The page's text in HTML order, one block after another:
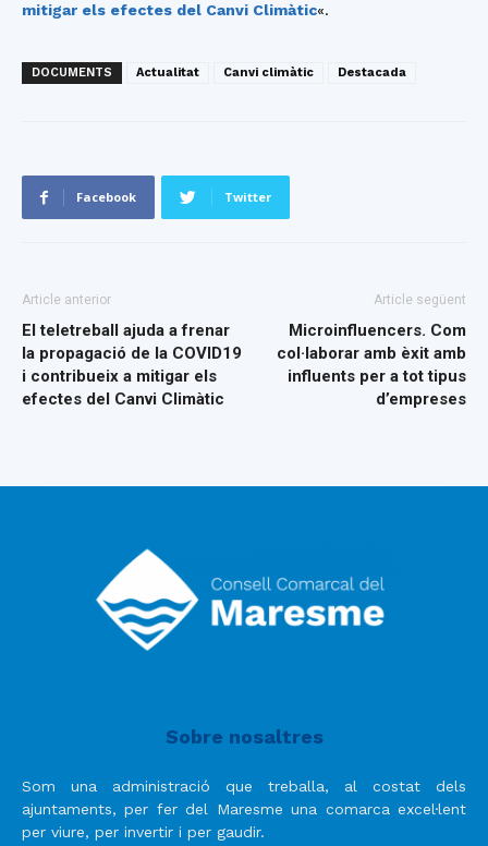
mitigar els efectes del Canvi Climàtic«.
DOCUMENTS Actualitat Canvi climàtic Destacada
Facebook Twitter
Article anterior
El teletreball ajuda a frenar
la propagació de la COVID19
i contribueix a mitigar els
efectes del Canvi Climàtic
Article següent
Microinfluencers. Com
col·laborar amb èxit amb
influents per a tot tipus
d’empreses
Sobre nosaltres
Som una administració que treballa, al costat dels
ajuntaments, per fer del Maresme una comarca excel·lent
per viure, per invertir i per gaudir.